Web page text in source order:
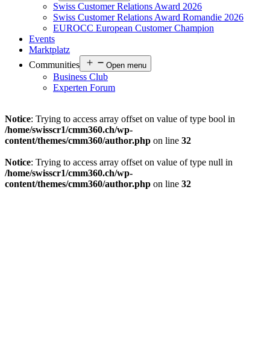
Swiss Customer Relations Award 2026
Swiss Customer Relations Award Romandie 2026
EUROCC European Customer Champion
Events
Marktplatz
Communities
Open menu
Business Club
Experten Forum
Notice: Trying to access array offset on value of type bool in
/home/swisscr1/cmm360.ch/wp-
content/themes/cmm360/author.php on line 32
Notice: Trying to access array offset on value of type null in
/home/swisscr1/cmm360.ch/wp-
content/themes/cmm360/author.php on line 32